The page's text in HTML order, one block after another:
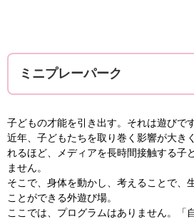
ミニプレーパーク
子どもの才能を引き出す。それは遊びで
近年、子どもたちを取り巻く影響が大き
れるほど、メディアを長時間接触する子
ません。
そこで、身体を動かし、考えることで、
ことができる外遊び場。
ここでは、プログラムはありません。「